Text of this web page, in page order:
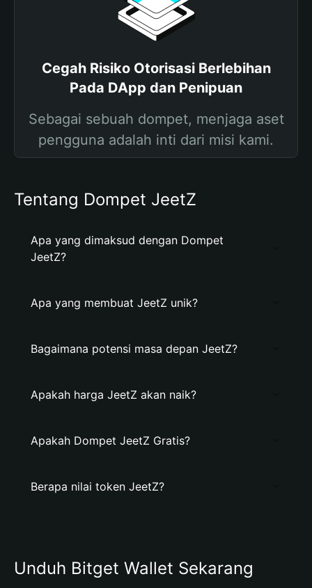
Cegah Risiko Otorisasi Berlebihan
Pada DApp dan Penipuan
Sebagai sebuah dompet, menjaga aset
pengguna adalah inti dari misi kami.
Tentang Dompet JeetZ
Apa yang dimaksud dengan Dompet
JeetZ?
Apa yang membuat JeetZ unik?
Bagaimana potensi masa depan JeetZ?
Apakah harga JeetZ akan naik?
Apakah Dompet JeetZ Gratis?
Berapa nilai token JeetZ?
Unduh Bitget Wallet Sekarang